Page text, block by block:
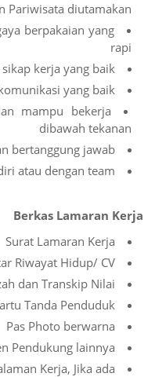
Pariwisata diutamakan
berpakaian yang
rapi
kerja yang baik
yang baik
mampu bekerja
dibawah tekanan
bertanggung jawab
atau dengan team
Berkas Lamaran Kerja
Surat Lamaran Kerja
Riwayat Hidup/ CV
dan Transkip Nilai
Tanda Penduduk
Pas Photo berwarna
Pendukung lainnya
Kerja, Jika ada